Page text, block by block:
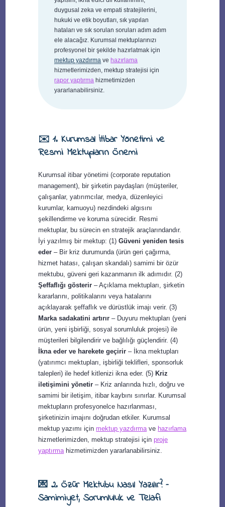
duygusal zeka ve empati stratejilerini,
hukuki ve etik boyutları, sık yapılan
hataları ve sık sorulan soruları adım adım
ele alacağız. Kurumsal mektuplarınızı
profesyonel bir şekilde hazırlatmak için
mektup yazdırma vehazırlama
hizmetlerimizden, mektup stratejisi için
rapor yaptırma hizmetimizden
yararlanabilirsiniz.
✉️ 1. Kurumsal İtibar Yönetimi ve
Resmi Mektupların Önemi
Kurumsal itibar yönetimi (corporate reputation
management), bir şirketin paydaşları (müşteriler,
çalışanlar, yatırımcılar, medya, düzenleyici
kurumlar, kamuoyu) nezdindeki algısını
şekillendirme ve koruma sürecidir. Resmi
mektuplar, bu sürecin en stratejik araçlarındandır.
İyi yazılmış bir mektup: (1)Güveni yeniden tesis
eder – Bir kriz durumunda (ürün geri çağırma,
hizmet hatası, çalışan skandalı) samimi bir özür
mektubu, güveni geri kazanmanın ilk adımıdır. (2)
Şeffaflığı gösterir – Açıklama mektupları, şirketin
kararlarını, politikalarını veya hatalarını
açıklayarak şeffaflık ve dürüstlük imajı verir. (3)
Marka sadakatini artırır – Duyuru mektupları (yeni
ürün, yeni işbirliği, sosyal sorumluluk projesi) ile
müşterileri bilgilendirir ve bağlılığı güçlendirir. (4)
İkna eder ve harekete geçirir – İkna mektupları
(yatırımcı mektupları, işbirliği teklifleri, sponsorluk
talepleri) ile hedef kitlenizi ikna eder. (5)Kriz
iletişimini yönetir – Kriz anlarında hızlı, doğru ve
samimi bir iletişim, itibar kaybını sınırlar. Kurumsal
mektupların profesyonelce hazırlanması,
şirketinizin imajını doğrudan etkiler. Kurumsal
mektup yazımı için mektup yazdırma ve hazırlama
hizmetlerimizden, mektup stratejisi içinproje
yaptırma hizmetimizden yararlanabilirsiniz.
💌 2. Özür Mektubu Nasıl Yazılır? –
Samimiyet, Sorumluluk ve Telafi